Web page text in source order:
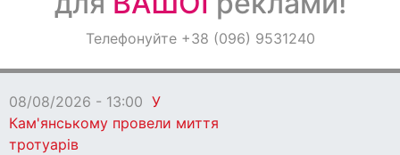
ОголошенняТелефонуйте +38 (096) 9531240
08/08/2026 - 13:00 У
Кам'янському провели миття
тротуарів